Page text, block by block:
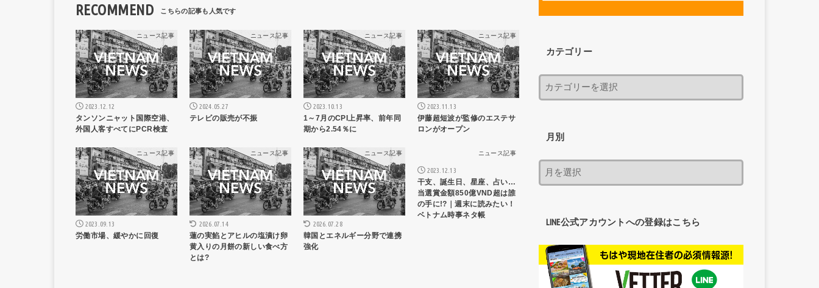
RECOMMEND
ニュース記事
2023.12.12
タンソンニャット国際空港、
外国人客すべてにPCR検査
ニュース記事
2024.05.27
テレビの販売が不振
ニュース記事
2023.10.13
1～7月のCPI上昇率、前年同
期から2.54％に
ニュース記事
2023.11.13
伊藤超短波が監修のエステサ
ロンがオープン
ニュース記事
2023.09.13
労働市場、緩やかに回復
ニュース記事
2026.07.14
蓮の実餡とアヒルの塩漬け卵
黄入りの月餅の新しい食べ方
とは?
ニュース記事
2026.07.28
韓国とエネルギー分野で連携
強化
ニュース記事
2023.12.13
干支、誕生日、星座、占い…
当選賞金額850億VND超は誰
の手に!?｜週末に読みたい！
ベトナム時事ネタ帳
カテゴリー
月別
LINE公式アカウントへの登録はこちら